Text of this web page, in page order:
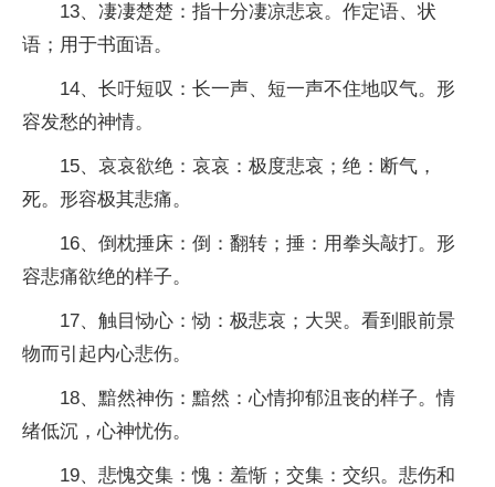
13、凄凄楚楚：指十分凄凉悲哀。作定语、状
语；用于书面语。
14、长吁短叹：长一声、短一声不住地叹气。形
容发愁的神情。
15、哀哀欲绝：哀哀：极度悲哀；绝：断气，
死。形容极其悲痛。
16、倒枕捶床：倒：翻转；捶：用拳头敲打。形
容悲痛欲绝的样子。
17、触目恸心：恸：极悲哀；大哭。看到眼前景
物而引起内心悲伤。
18、黯然神伤：黯然：心情抑郁沮丧的样子。情
绪低沉，心神忧伤。
19、悲愧交集：愧：羞惭；交集：交织。悲伤和